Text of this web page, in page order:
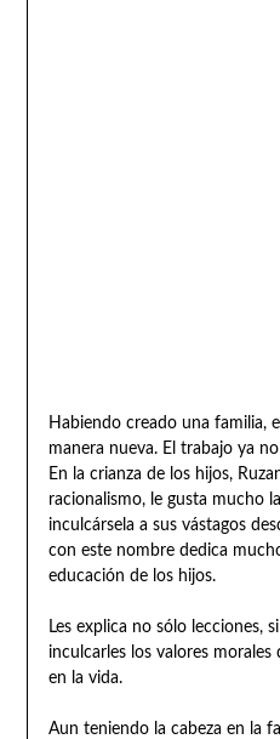
Habiendo creado una familia,
manera nueva. El trabajo ya
En la crianza de los hijos,
racionalismo, le gusta mucho
inculcársela a sus vástagos
con este nombre dedica
educación de los hijos.
Les explica no sólo lecciones,
inculcarles los valores
en la vida.
Aun teniendo la cabeza en la